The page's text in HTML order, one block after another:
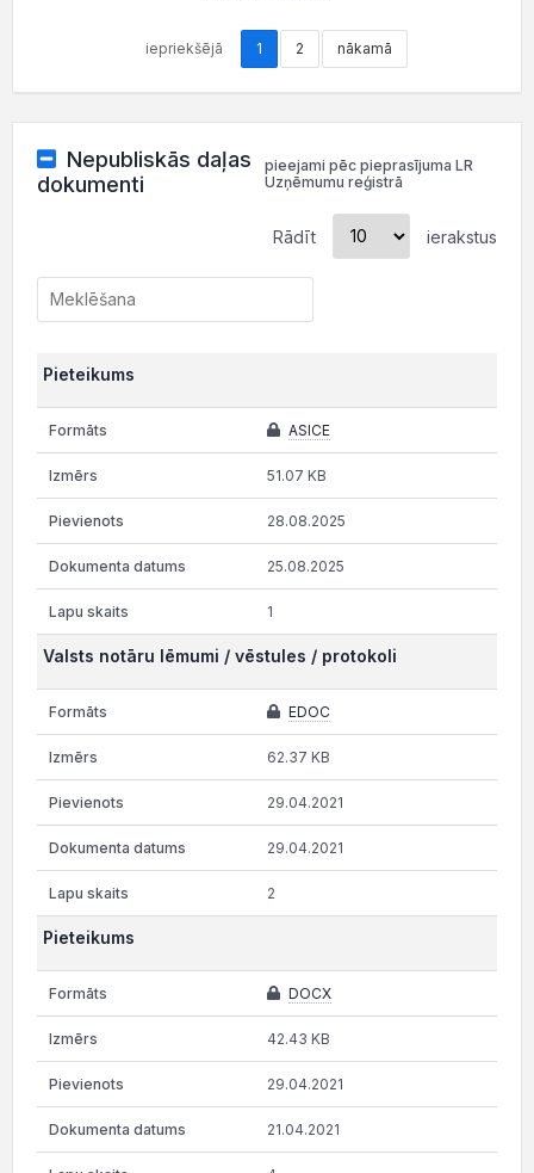
iepriekšējā 1 2 nākamā
Nepubliskās daļas
dokumenti
pieejami pēc pieprasījuma LR
Uzņēmumu reģistrā
Rādīt ierakstus
Pieteikums
ASICE
51.07 KB
28.08.2025
25.08.2025
1
Valsts notāru lēmumi / vēstules / protokoli
EDOC
62.37 KB
29.04.2021
29.04.2021
2
Pieteikums
DOCX
42.43 KB
29.04.2021
21.04.2021